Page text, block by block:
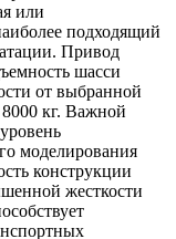
или
подходящий
Привод
шасси
от выбранной
8000 кг. Важной
моделирования
конструкции
жесткости